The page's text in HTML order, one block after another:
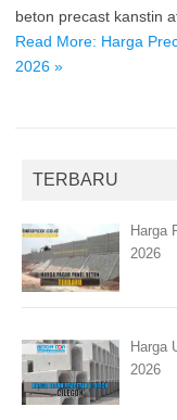
beton precast kanstin
Read More: Harga
2026 »
TERBARU
Harga
2026
Harga
2026